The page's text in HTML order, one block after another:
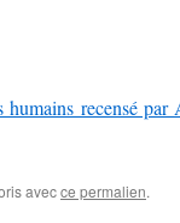
humains recensé
avecce permalien.